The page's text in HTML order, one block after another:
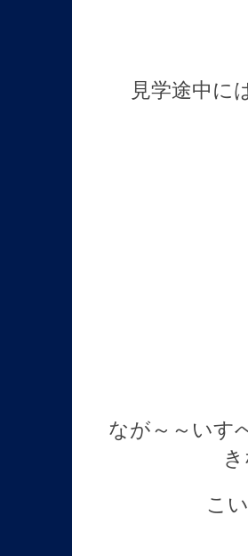
見学途中に
なが～～いす
こ